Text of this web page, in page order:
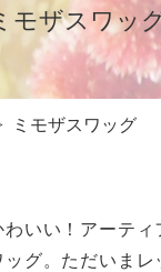
モザスワッ
ミモザスワッグ
いい！アーティ
グ。ただいまレ